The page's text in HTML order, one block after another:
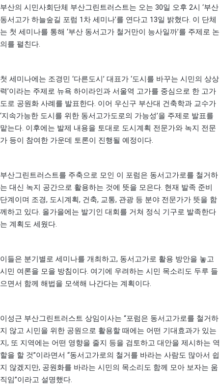
부산의 시민사회단체 부산그린트러스트는 오는 30일 오후 2시 ‘부산
동서고가 하늘숲길 포럼 1 차 세미나’를 연다고 13일 밝혔다. 이 단체
는 첫 세미나를 통해 ‘부산 동서고가 철거만이 능사일까’를 주제로 논
의를 펼친다.
첫 세미나에는 조경민 ‘다른도시 ’ 대표가 ‘도시를 바꾸는 시민의 상상
력’이라는 주제로 뉴욕 하이라인과 서울역 고가를 중심으로 한 고가
도로 공원화 사례를 발표한다. 이어 우신구 부산대 건축학과 교수가
‘지속가능한 도시를 위한 동서고가도로의 가능성’을 주제로 발표를
맡는다. 이후에는 발제 내용을 토대로 도시계획 전문가와 녹지 전문
가 등이 참여한 가운데 토론이 진행될 예정이다.
부산그린트러스트를 주축으로 모인 이 포럼은 동서고가로를 철거하
는 대신 녹지 공간으로 활용하는 것에 뜻을 모은다. 현재 발족 준비
단계이며 조경, 도시계획, 건축, 교통, 관광 등 분야 전문가가 뜻을 함
께하고 있다. 올가을에는 발기인 대회를 거쳐 정식 기구로 발족한다
는 계획도 세웠다.
이들은 분기별로 세미나를 개최하고, 동서고가로 활용 방안을 놓고
시민 여론을 모을 방침이다. 여기에 우려하는 시민 목소리도 두루 들
으면서 함께 해법을 모색해 나간다는 계획이다.
이성근 부산그린트러스트 상임이사는 “포럼은 동서고가로를 철거하
지 않고 시민을 위한 공원으로 활용할 때에는 어떤 기대효과가 있는
지 , 또 지역에는 어떤 영향을 줄지 등을 검토하고 대안을 제시하는 역
할을 할 것”이라면서 “동서고가로의 철거를 바라는 사람도 많아서 쉽
지 않겠지만, 공원화를 바라는 시민의 목소리도 함께 모아 보자는 움
직임”이라고 설명했다.